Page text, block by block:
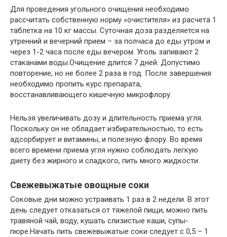
Для проведения угольного очищения необходимо
рассчитать собственную норму «очистителя» из расчета 1
таблетка на 10 кг массы. Суточная доза разделяется на
утренний и вечерний прием – за полчаса до еды утром и
через 1-2 часа после еды вечером. Уголь запивают 2
стаканами воды.Очищение длится 7 дней. Допустимо
повторение, но не более 2 раза в год. После завершения
необходимо пропить курс препарата,
восстанавливающего кишечную микрофлору.
Нельзя увеличивать дозу и длительность приема угля.
Поскольку он не обладает избирательностью, то есть
адсорбирует и витамины, и полезную флору. Во время
всего времени приема угля нужно соблюдать легкую
диету без жирного и сладкого, пить много жидкости.
Свежевыжатые овощные соки
Соковые дни можно устраивать 1 раз в 2 недели. В этот
день следует отказаться от тяжелой пищи, можно пить
травяной чай, воду, кушать слизистые каши, супы-
пюре.Начать пить свежевыжатые соки следует с 0,5 – 1